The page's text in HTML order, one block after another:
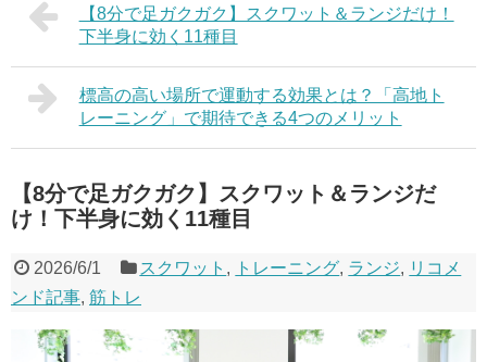
【8分で足ガクガク】スクワット＆ランジだけ！
下半身に効く11種目
標高の高い場所で運動する効果とは？「高地ト
レーニング」で期待できる4つのメリット
【8分で足ガクガク】スクワット＆ランジだ
け！下半身に効く11種目
2026/6/1 スクワット , トレーニング, ランジ, リコメ
ンド記事, 筋トレ